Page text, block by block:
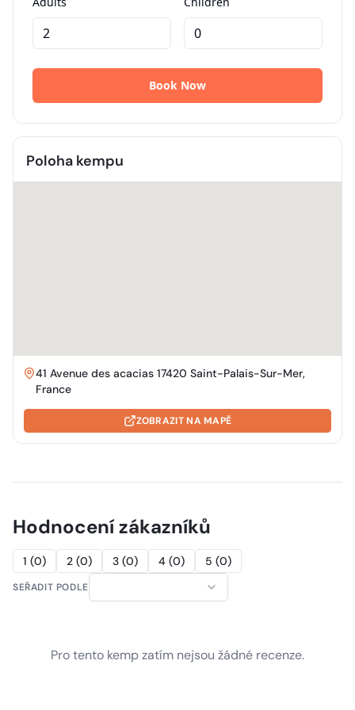
Poloha kempu
41 Avenue des acacias 17420 Saint-Palais-Sur-Mer,
France
ZOBRAZIT NA MAPĚ
Hodnocení zákazníků
1 (0) 2 (0) 3 (0) 4 (0) 5 (0)
SEŘADIT PODLE
Pro tento kemp zatím nejsou žádné recenze.